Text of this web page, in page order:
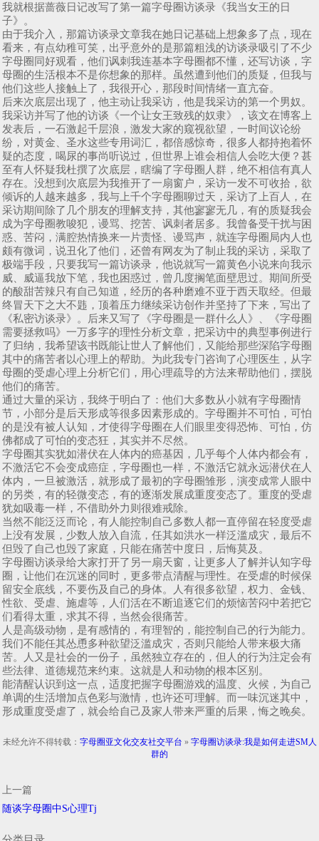
我就根据蔷薇日记改写了第一篇字母圈访谈录《我当女王的日
子》。
由于我介入，那篇访谈录文章我在她日记基础上想象多了点，现在
看来，有点幼稚可笑，出乎意外的是那篇粗浅的访谈录吸引了不少
字母圈同好观看，他们讽刺我连基本字母圈都不懂，还写访谈，字
母圈的生活根本不是你想象的那样。虽然遭到他们的质疑，但我与
他们这些人接触上了，我很开心，那段时间情绪一直亢奋。
后来次底层出现了，他主动让我采访，他是我采访的第一个男奴。
我采访并写了他的访谈《一个让女王致残的奴隶》，该文在博客上
发表后，一石激起千层浪，激发大家的窥视欲望，一时间议论纷
纷，对黄金、圣水这些专用词汇，都倍感惊奇，很多人都持抱着怀
疑的态度，喝尿的事尚听说过，但世界上谁会相信人会吃大便？甚
至有人怀疑我杜撰了次底层，瞎编了字母圈人群，绝不相信有真人
存在。没想到次底层为我推开了一扇窗户，采访一发不可收拾，欲
倾诉的人越来越多，我与上千个字母圈聊过天，采访了上百人，在
采访期间除了几个朋友的理解支持，其他寥寥无几，有的质疑我会
成为字母圈教唆犯，谩骂、挖苦、讽刺者居多。我曾备受干扰与困
惑、苦闷，满腔热情换来一片责怪、谩骂声，就连字母圈局内人也
颇有微词，说丑化了他们，还曾有网友为了制止我的采访，采取了
极端手段，只要我写一篇访谈录，他说就写一篇黄色小说来向我示
威、威逼我放下笔，我也困惑过，曾几度搁笔面壁思过。期间所受
的酸甜苦辣只有自己知道，经历的各种磨难不亚于西天取经。但最
终冒天下之大不韪，顶着压力继续采访创作并坚持了下来，写出了
《私密访谈录》。后来又写了《字母圈是一群什么人》、《字母圈
需要拯救吗》一万多字的理性分析文章，把采访中的典型事例进行
了归纳，我希望该书既能让世人了解他们，又能给那些深陷字母圈
其中的痛苦者以心理上的帮助。为此我专门咨询了心理医生，从字
母圈的受虐心理上分析它们，用心理疏导的方法来帮助他们，摆脱
他们的痛苦。
通过大量的采访，我终于明白了：他们大多数从小就有字母圈情
节，小部分是后天形成等很多因素形成的。字母圈并不可怕，可怕
的是没有被人认知，才使得字母圈在人们眼里变得恐怖、可怕，仿
佛都成了可怕的变态狂，其实并不尽然。
字母圈其实犹如潜伏在人体内的癌基因，几乎每个人体内都会有，
不激活它不会变成癌症，字母圈也一样，不激活它就永远潜伏在人
体内，一旦被激活，就形成了最初的字母圈雏形，演变成常人眼中
的另类，有的轻微变态，有的逐渐发展成重度变态了。重度的受虐
犹如吸毒一样，不借助外力则很难戒除。
当然不能泛泛而论，有人能控制自己多数人都一直停留在轻度受虐
上没有发展，少数人放入自流，任其如洪水一样泛滥成灾，最后不
但毁了自己也毁了家庭，只能在痛苦中度日，后悔莫及。
字母圈访谈录给大家打开了另一扇天窗，让更多人了解并认知字母
圈，让他们在沉迷的同时，更多带点清醒与理性。在受虐的时候保
留安全底线，不要伤及自己的身体。人有很多欲望，权力、金钱、
性欲、受虐、施虐等，人们活在不断追逐它们的烦恼苦闷中若把它
们看得太重，求其不得，当然会很痛苦。
人是高级动物，是有感情的，有理智的，能控制自己的行为能力。
我们不能任其怂恿多种欲望泛滥成灾，否则只能给人带来极大痛
苦。人又是社会的一份子，虽然独立存在的，但人的行为注定会有
些法律、道德规范来约束。这就是人和动物的根本区别。
能清醒认识到这一点，适度把握字母圈游戏的温度、火候，为自己
单调的生活增加点色彩与激情，也许还可理解。而一味沉迷其中，
形成重度受虐了，就会给自己及家人带来严重的后果，悔之晚矣。
未经允许不得转载： 字母圈亚文化交友社交平台 » 字母圈访谈录:我是如何走进SM人
群的
上一篇
随谈字母圈中S心理Tj